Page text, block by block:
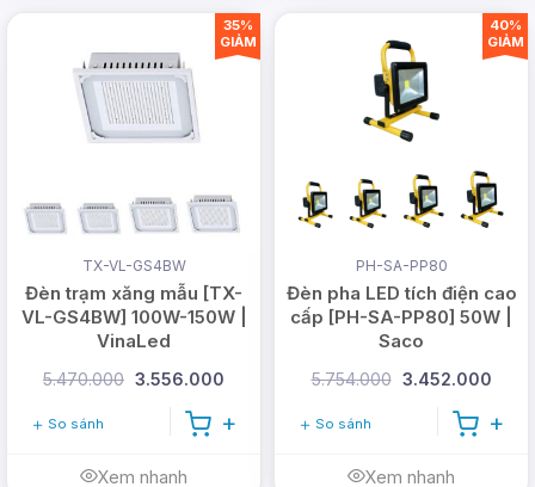
Đèn đường chip SMD [DD-SA-DM14] được thiết
kế với các tính năng vượt trội:
Tiết kiệm năng lượng
: Chip SMD LED
giúp giảm đáng kể mức tiêu thụ năng
lượng so với các loại đèn truyền thống.
Điều này không chỉ giúp tiết kiệm chi phí
vận hành mà còn góp phần vào mục tiêu
giảm thiểu năng lượng tiêu thụ toàn cầu.
TX-VL-GS4BW
Đèn trạm xăng mẫu [TX-
VL-GS4BW] 100W-150W |
VinaLed
5.470.000 3.556.000
So sánh
Xem nhanh
35%
GIẢM
PH-SA-PP80
Đèn pha LED tích điện cao
cấp [PH-SA-PP80] 50W |
Saco
5.754.000 3.452.000
So sánh
Xem nhanh
40%
GIẢM